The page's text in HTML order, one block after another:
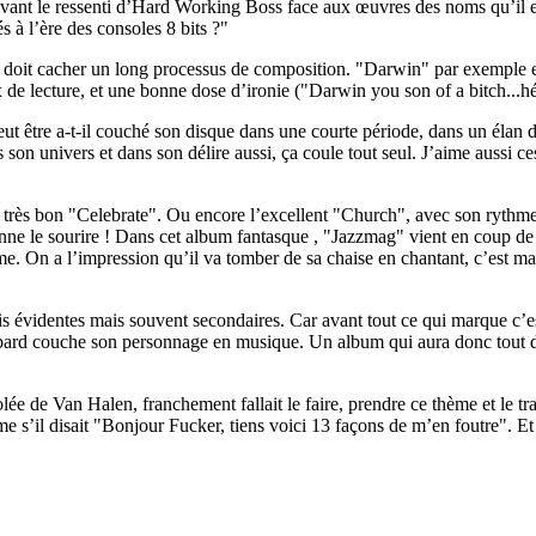
le ressenti d’Hard Working Boss face aux œuvres des noms
à l’ère des consoles 8 bits ?"
cacher un long processus de composition. "Darwin" par exemple
lecture, et une bonne dose d’ironie ("Darwin you son of a
être a-t-il couché son disque dans une courte période, dans un
univers et dans son délire aussi, ça coule tout seul. J’aime aussi
bon "Celebrate". Ou encore l’excellent "Church", avec son
le sourire ! Dans cet album fantasque , "Jazzmag" vient en coup
On a l’impression qu’il va tomber de sa chaise en chantant, c’est
évidentes mais souvent secondaires. Car avant tout ce qui marque
couche son personnage en musique. Un album qui aura donc tout
de Van Halen, franchement fallait le faire, prendre ce thème et le
s’il disait "Bonjour Fucker, tiens voici 13 façons de m’en foutre".